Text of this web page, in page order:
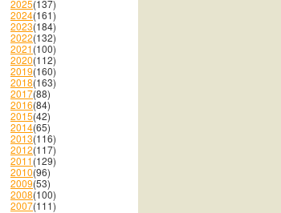
2025(137)
2024(161)
2023(184)
2022(132)
2021(100)
2020(112)
2019(160)
2018(163)
2017(88)
2016(84)
2015(42)
2014(65)
2013(116)
2012(117)
2011(129)
2010(96)
2009(53)
2008(100)
2007(111)